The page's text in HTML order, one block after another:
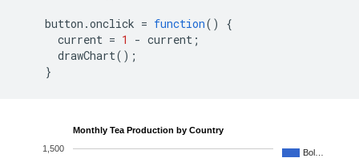
button .onclick = function()
{
current = 1 - current ;
drawChart();
}